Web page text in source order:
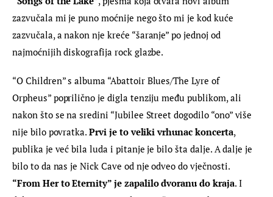
zazvučala mi je puno moćnije nego što mi je kod kuće
zazvučala, a nakon nje kreće “šaranje” po jednoj od
najmoćnijih diskografija rock glazbe.
“O Children” s albuma “Abattoir Blues/The Lyre of
Orpheus” poprilično je digla tenziju među publikom, ali
nakon što se na sredini “Jubilee Street dogodilo “ono” više
nije bilo povratka. Prvi je to veliki vrhunac koncerta,
publika je već bila luda i pitanje je bilo šta dalje. A dalje je
bilo to da nas je Nick Cave od nje odveo do vječnosti.
“From Her to Eternity” je zapalilo dvoranu do kraja. I